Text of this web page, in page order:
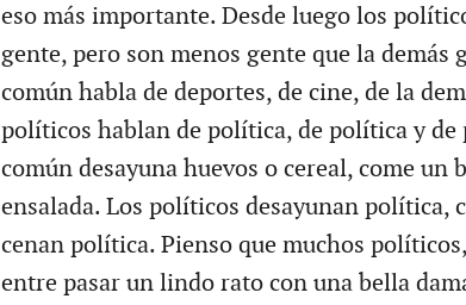
eso más importante. Desde luego los
gente, pero son menos gente que la demás
común habla de deportes, de cine, de la
políticos hablan de política, de política y de
común desayuna huevos o cereal, come un
ensalada. Los políticos desayunan política,
cenan política. Pienso que muchos
entre pasar un lindo rato con una bella